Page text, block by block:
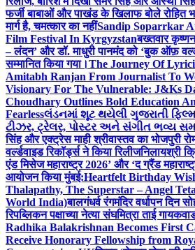
फर्जी बाबाओं और पाखंड के खिलाफ बोले रोहित
मार्ग है, चमत्कार का नहींSandip Soparrkar
Film Festival In Kyrgyzstanबख्तवार
– लंदन’ और डॉ. माधुरी पानमंद को ‘बुक ऑफ़
सम्मानित किया गया।The Journey Of
Amitabh Ranjan From Journalist To
Visionary For The Vulnerable: J&Ks
Choudhary Outlines Bold Education
Fearlessલંડનમાં શૂટ થયેલી ગુજરાતી
ટીઝર, ટ્રેલર, પોસ્ટર અને સંગીત ભવ્ય
सिंह और एक्ट्रेस माही श्रीवास्तव का भोजपुरी
वर्ल्डवाइड रिकॉर्ड्स ने किया रिलीजनिलायश्री
एंड मिसेज महाराष्ट्र 2026’ और ‘द ग्रैंड
आयोजन किया मुंबई:Heartfelt Birthday
Thalapathy, The Superstar – Angel
World India)बालगंधर्व रंगमंदिर वर्धापन दिन
रिपब्लिकन पक्षाच्या नेत्या संघमित्रा ताई
Radhika Balakrishnan Becomes First
Receive Honorary Fellowship from